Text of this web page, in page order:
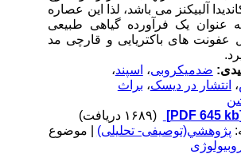
آلبیکنز می باشد، لذا این عصاره
عنوان یک فرآورده گیاهی طبیعی
های باکتریایی و قارچی مد
ضدمیکروبی،اسپند،
انتشار در دیسک،براث
پژوهشي(توصیفی- تحلیلی) | موضوع